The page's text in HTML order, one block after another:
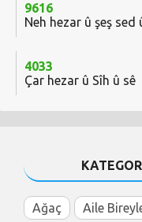
9616
Neh hezar û şeş sed
4033
Çar hezar û Sîh û sê
Ağaç Aile